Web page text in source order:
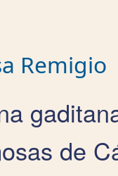
Remigio
de